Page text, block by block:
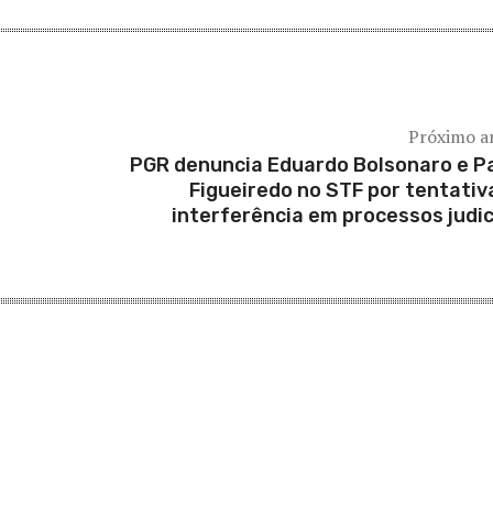
Próximo
PGR denuncia Eduardo Bolsonaro e
Figueiredo no STF por
interferência em processos